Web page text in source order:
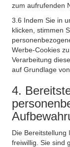
zum aufrufenden
3.6 Indem Sie in
klicken, stimmen
Werbe-Cookies
Verarbeitung
auf Grundlage
4.
Die Bereitstellung
freiwillig. Sie sind